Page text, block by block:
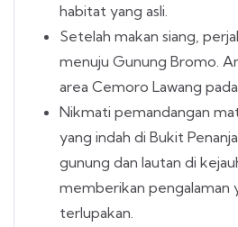
habitat yang asli.
Setelah makan siang,
menuju Gunung Bromo.
area Cemoro Lawang pada
Nikmati pemandangan
yang indah di Bukit
gunung dan lautan di
memberikan pengalaman
terlupakan.